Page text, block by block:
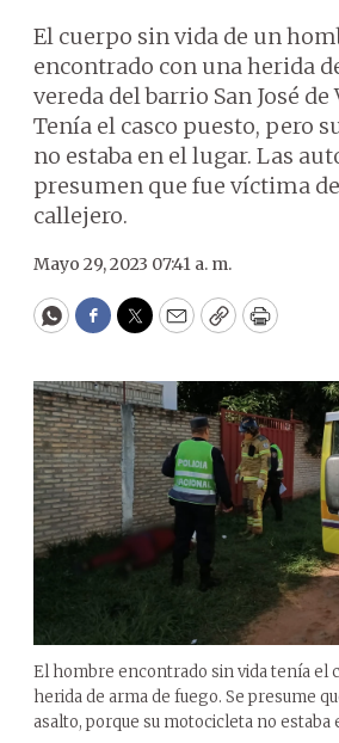
El cuerpo sin vida de un
encontrado con una herida
vereda del barrio San José de
Tenía el casco puesto, pero
no estaba en el lugar. Las
presumen que fue víctima
callejero.
Mayo 29, 2023 07:41 a. m.
WhatsApp
Facebook
Twitter
EmailCopyPrint
El hombre encontrado sin vida tenía el
herida de arma de fuego. Se presume
asalto, porque su motocicleta no estaba